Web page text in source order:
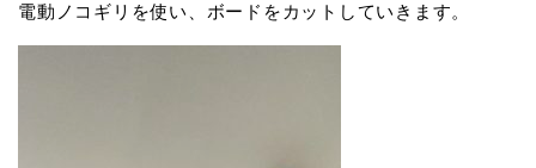
電動ノコギリを使い、ボードをカットしていきます。